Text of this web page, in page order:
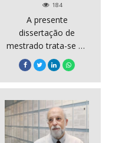
184
A presente
dissertação de
mestrado trata-se de
uma revisão
sistemática de
literatura sobre
comunidades
terapêuticas, seu
histórico e atenção à
adolescentes nessas